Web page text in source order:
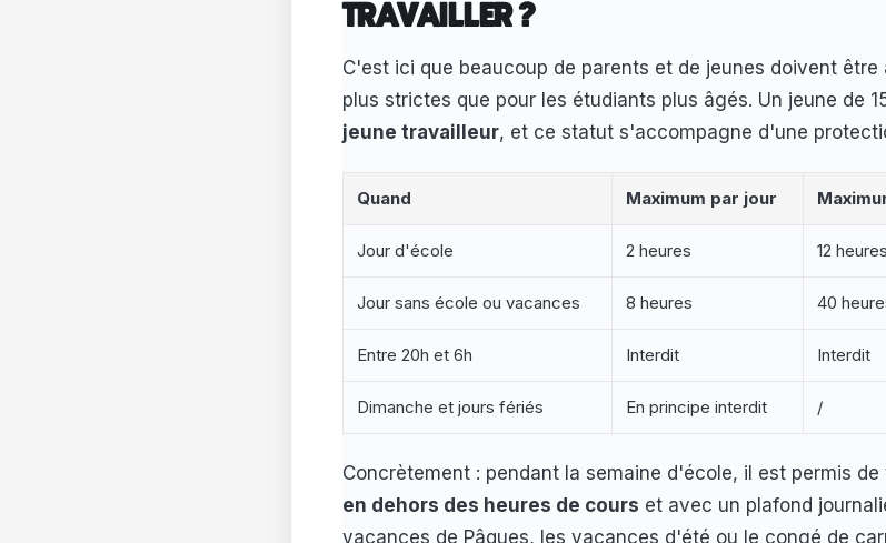
TRAVAILLER ?
C'est ici que beaucoup de parents et de jeunes doivent
plus strictes que pour les étudiants plus âgés. Un jeune de
jeune travailleur, et ce statut s'accompagne d'une
Quand Maximum par jour
Jour d'école 2 heures 12
Jour sans école ou vacances 8 heures 40
Entre 20h et 6h Interdit Interdit
Dimanche et jours fériés En principe interdit /
Concrètement : pendant la semaine d'école, il est permis
en dehors des heures de cours et avec un plafond
vacances de Pâques, les vacances d'été ou le congé de